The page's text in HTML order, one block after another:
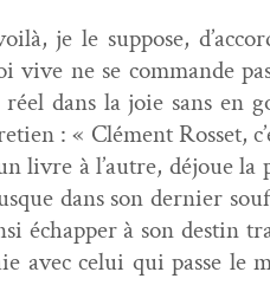
je le sup­pose,
vive ne se com­mande
dans la joie sans en
: « Clé­ment Ros­set,
livre à l’autre, déjoue la
dans son dernier
échap­per à son des­tin
avec celui qui passe le